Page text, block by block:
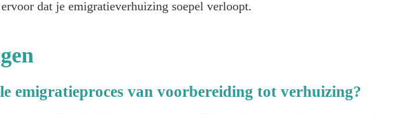
dat je emigratieverhuizing soepel verloopt.
emigratieproces van voorbereiding tot verhuizing?